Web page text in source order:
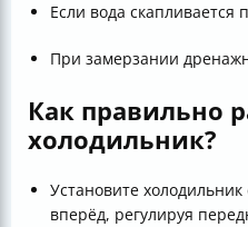
Если вода скапливается
При замерзании
Как правильно
холодильник?
Установите
вперёд, регулируя